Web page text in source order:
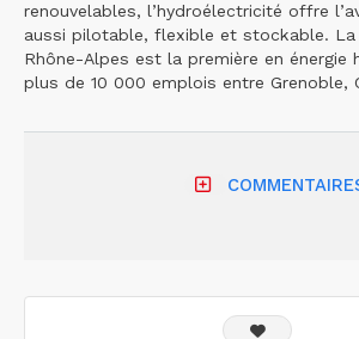
renouvelables, l’hydroélectricité offre
aussi pilotable, flexible et stockable. La
Rhône-Alpes est la première en énergie
plus de 10 000 emplois entre Grenoble,